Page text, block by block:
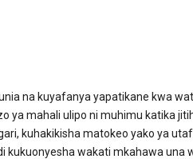
na kuyafanya yapatikane kwa
ya mahali ulipo ni muhimu katika
kuhakikisha matokeo yako ya
kukuonyesha wakati mkahawa una